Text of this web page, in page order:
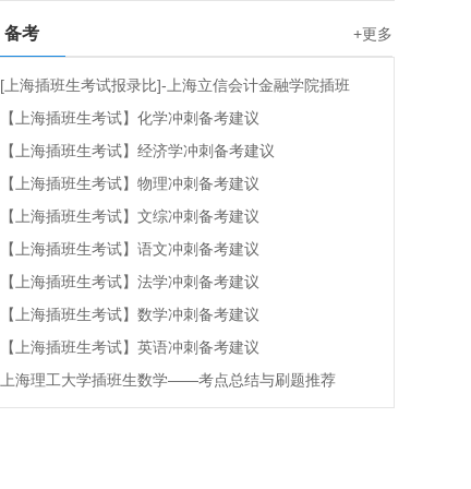
备考 +更多
[上海插班生考试报录比]-上海立信会计金融学院插班
【上海插班生考试】化学冲刺备考建议
【上海插班生考试】经济学冲刺备考建议
【上海插班生考试】物理冲刺备考建议
【上海插班生考试】文综冲刺备考建议
【上海插班生考试】语文冲刺备考建议
【上海插班生考试】法学冲刺备考建议
【上海插班生考试】数学冲刺备考建议
【上海插班生考试】英语冲刺备考建议
上海理工大学插班生数学——考点总结与刷题推荐